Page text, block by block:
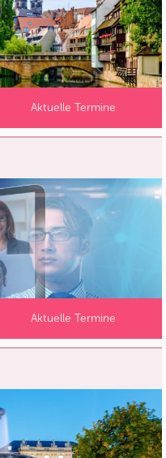
Aktuelle Termine
Aktuelle Termine